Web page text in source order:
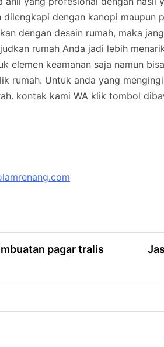
dilengkapi dengan kanopi maupun
dengan desain rumah, maka
rumah Anda jadi lebih
elemen keamanan saja namun
rumah. Untuk anda yang
kontak kami WA klik tombol
pagar tralis